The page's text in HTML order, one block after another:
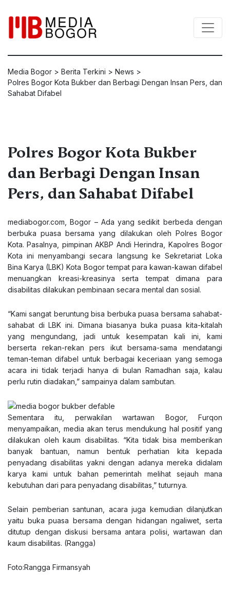
Media Bogor > Berita Terkini > News >
Polres Bogor Kota Bukber dan Berbagi Dengan Insan Pers, dan
Sahabat Difabel
Polres Bogor Kota Bukber
dan Berbagi Dengan Insan
Pers, dan Sahabat Difabel
mediabogor.com, Bogor – Ada yang sedikit berbeda dengan
berbuka puasa bersama yang dilakukan oleh Polres Bogor
Kota. Pasalnya, pimpinan AKBP Andi Herindra, Kapolres Bogor
Kota ini menyambangi secara langsung ke Sekretariat Loka
Bina Karya (LBK) Kota Bogor tempat para kawan-kawan difabel
menuangkan kreasi-kreasinya serta tempat dimana para
disabilitas dilakukan pembinaan secara mental dan sosial.
“Kami sangat beruntung bisa berbuka puasa bersama sahabat-
sahabat di LBK ini. Dimana biasanya buka puasa kita-kitalah
yang mengundang, jadi untuk kesempatan kali ini, kami
berserta rekan-rekan pers ikut bersama-sama mendatangi
teman-teman difabel untuk berbagai keceriaan yang semoga
acara ini tidak terjadi hanya di bulan Ramadhan saja, kalau
perlu rutin diadakan,” sampainya dalam sambutan.
Sementara itu, perwakilan wartawan Bogor, Furqon
menyampaikan, media akan terus mendukung hal positif yang
dilakukan oleh kaum disabilitas. “Kita tidak bisa memberikan
banyak bantuan, namun bentuk perhatian kita kepada
penyadang disabilitas yakni dengan adanya mereka didalam
karya kami untuk bahan pemerintah melihat sejauh mana
kebutuhan dari para penyadang disabilitas,” tuturnya.
Selain pemberian santunan, acara juga kemudian dilanjutkan
yaitu buka puasa bersama dengan hidangan ngaliwet, serta
ditutup dengan diskusi bersama antara polisi, wartawan dan
kaum disabilitas. (Rangga)
Foto:Rangga Firmansyah